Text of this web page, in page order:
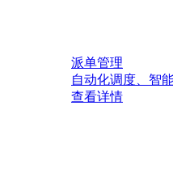
派单管理
自动化调度、智
查看详情